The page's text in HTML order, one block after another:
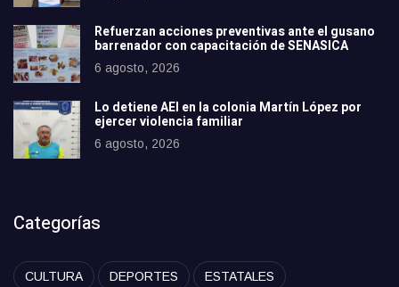
Refuerzan acciones preventivas ante el gusano
barrenador con capacitación de SENASICA
6 agosto, 2026
Lo detiene AEI en la colonia Martín López por
ejercer violencia familiar
6 agosto, 2026
Categorías
CULTURA DEPORTES ESTATALES